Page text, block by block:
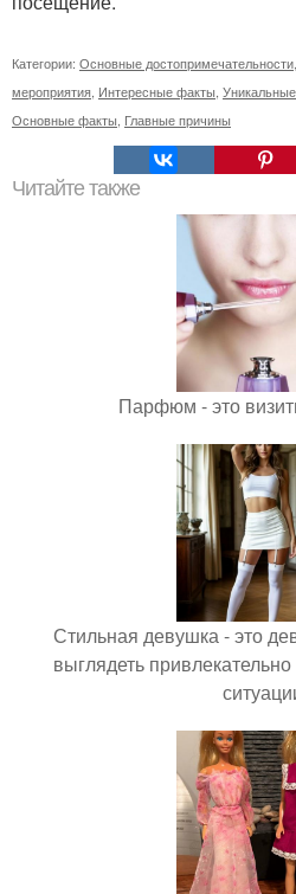
Категории: Основные достопримечательности
мероприятия Интересные факты
Основные факты Главные причины
Читайте также
Парфюм - это
Стильная девушка - это
выглядеть